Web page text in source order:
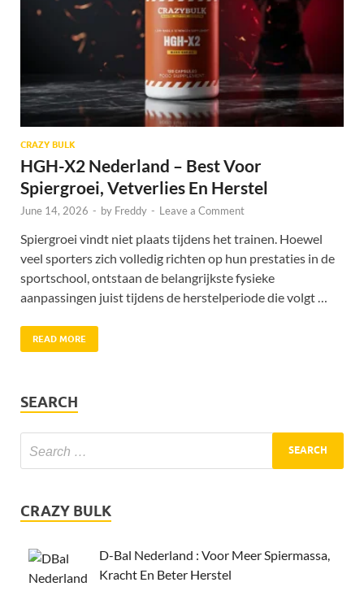
CRAZY BULK
HGH-X2 Nederland – Best Voor
Spiergroei, Vetverlies En Herstel
June 14, 2026 - by Freddy - Leave a Comment
Spiergroei vindt niet plaats tijdens het trainen. Hoewel
veel sporters zich volledig richten op hun prestaties in de
sportschool, ontstaan de belangrijkste fysieke
aanpassingen juist tijdens de herstelperiode die volgt …
READ MORE
SEARCH
CRAZY BULK
D-Bal Nederland : Voor Meer Spiermassa,
Kracht En Beter Herstel